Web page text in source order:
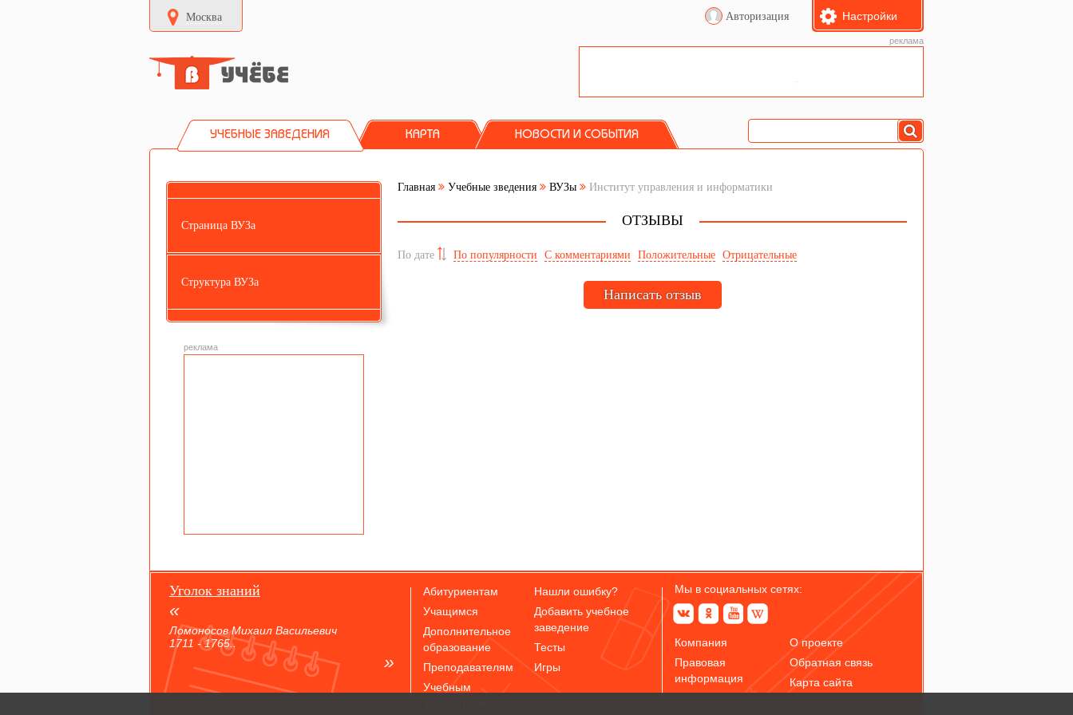
Москва Авторизация Настройки
реклама
УЧЕБНЫЕ ЗАВЕДЕНИЯ КАРТА НОВОСТИ И СОБЫТИЯ
Страница ВУЗа
Структура ВУЗа
реклама
Главная Учебные зведения ВУЗы Институт управления и информатики
ОТЗЫВЫ
По дате По популярности С комментариями Положительные Отрицательные
Написать отзыв
Уголок знаний
Ломоносов Михаил Васильевич
1711 - 1765..
Абитуриентам
Учащимся
Дополнительное
образование
Преподавателям
Учебным
Нашли ошибку?
Добавить учебное
заведение
Тесты
Игры
Мы в социальных сетях:
Компания
Правовая
информация
О проекте
Обратная связь
Карта сайта